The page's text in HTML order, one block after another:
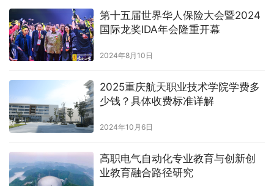
第十五届世界华人保险大会暨2024
国际龙奖IDA年会隆重开幕
2024年8月10日
2025重庆航天职业技术学院学费多
少钱？具体收费标准详解
2024年10月6日
高职电气自动化专业教育与创新创
业教育融合路径研究